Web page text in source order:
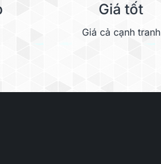
Giá tốt
Giá cả cạnh tranh